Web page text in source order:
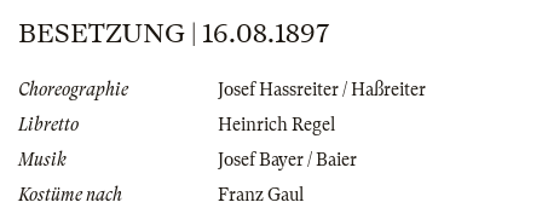
BESETZUNG | 16.08.1897
Choreographie
Josef Hassreiter / Haßreiter
Libretto
Heinrich Regel
Musik
Josef Bayer / Baier
Kostüme nach
Franz Gaul